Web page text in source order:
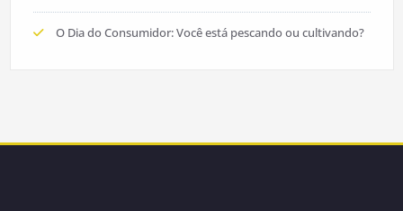
O Dia do Consumidor: Você está pescando ou cultivando?